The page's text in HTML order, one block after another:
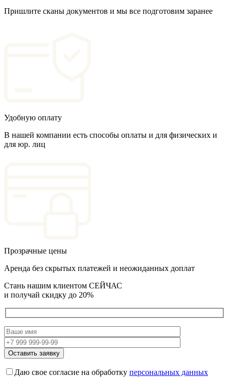
Пришлите сканы документов и мы все подготовим заранее
Удобную оплату
В нашей компании есть способы оплаты и для физических и
для юр. лиц
Прозрачные цены
Аренда без скрытых платежей и неожиданных доплат
Стань нашим клиентом СЕЙЧАС
и получай скидку до 20%
Даю свое согласие на обработку персональных данных